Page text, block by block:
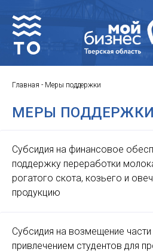
Главная - Меры поддержки
МЕРЫ ПОДДЕРЖКИ
Субсидия на финансовое
поддержку переработки
рогатого скота, козьего и
продукцию
Субсидия на возмещение части
привлечением студентов для